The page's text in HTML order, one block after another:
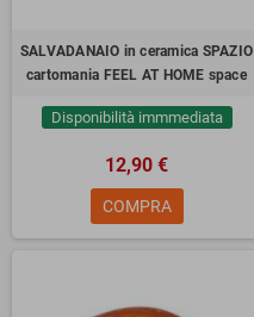
SALVADANAIO in ceramica SPAZIO
cartomania FEEL AT HOME space
Disponibilità immmediata
12,90 €
COMPRA